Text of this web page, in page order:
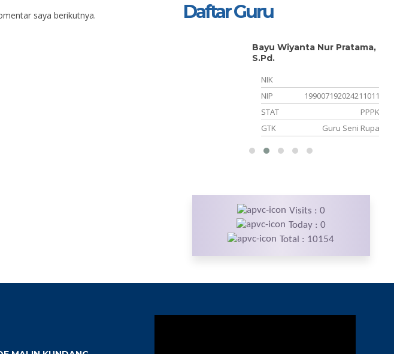
saya berikutnya. Daftar Guru
Bayu Wiyanta Nur Pratama,
S.Pd.
NIK
NIP
199007192024211011
STAT
PPPK
GTK
Guru Seni Rupa
Visits : 0
Today : 0
Total : 10154